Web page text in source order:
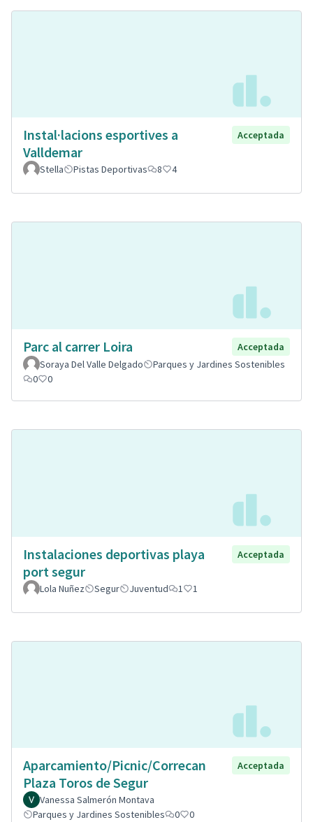
Instal·lacions esportives a
Valldemar
Acceptada
Stella Pistas Deportivas 8 4
Parc al carrer Loira
Acceptada
Soraya Del Valle Delgado
Parques y Jardines Sostenibles
0
0
Instalaciones deportivas playa
port segur
Acceptada
Lola Nuñez Segur Juventud 1 1
Aparcamiento/Picnic/Correcan
Plaza Toros de Segur
Acceptada
Vanessa Salmerón Montava
Parques y Jardines Sostenibles
0 0